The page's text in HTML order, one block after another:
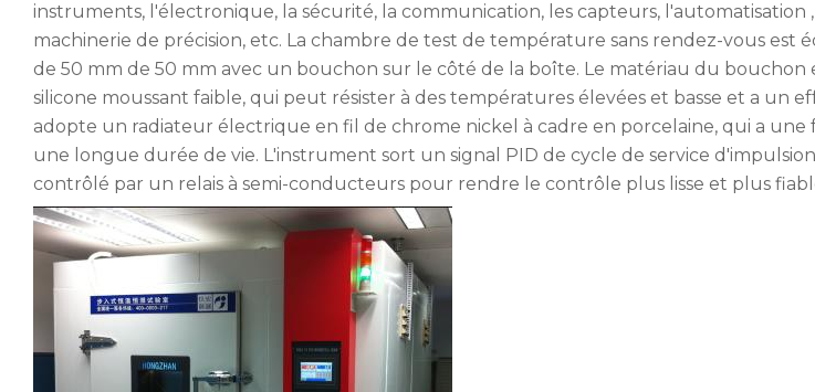
instruments, l'électronique, la sécurité, la communication, les capteurs, l'automatisation
machinerie de précision, etc. La chambre de test de température sans rendez-vous est
de 50 mm de 50 mm avec un bouchon sur le côté de la boîte. Le matériau du
silicone moussant faible, qui peut résister à des températures élevées et basse et a un
adopte un radiateur électrique en fil de chrome nickel à cadre en porcelaine, qui a
une longue durée de vie. L'instrument sort un signal PID de cycle de service
contrôlé par un relais à semi-conducteurs pour rendre le contrôle plus lisse et plus